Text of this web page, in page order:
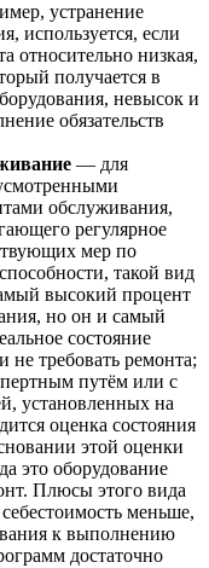
устранение
используется, если
относительно низкая,
получается в
невысок и
обязательств
— для
обслуживания,
регулярное
мер по
такой вид
высокий процент
но он и самый
состояние
не требовать ремонта;
путём или с
установленных на
оценка состояния
этой оценки
это оборудование
Плюсы этого вида
меньше,
к выполнению
достаточно